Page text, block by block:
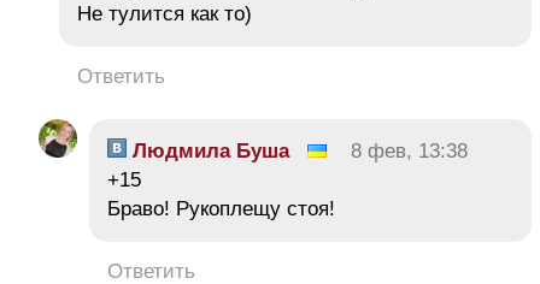
Не тулится как то)
Ответить
Людмила Буша
8 фев, 13:38
+15
Браво! Рукоплещу стоя!
Ответить